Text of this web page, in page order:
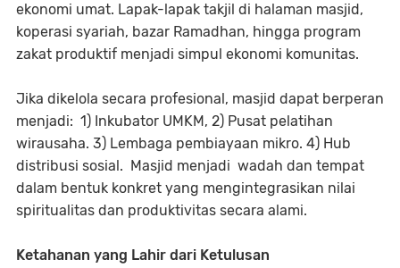
ekonomi umat. Lapak-lapak takjil di halaman masjid,
koperasi syariah, bazar Ramadhan, hingga program
zakat produktif menjadi simpul ekonomi komunitas.
Jika dikelola secara profesional, masjid dapat berperan
menjadi: 1) Inkubator UMKM, 2) Pusat pelatihan
wirausaha. 3) Lembaga pembiayaan mikro. 4) Hub
distribusi sosial. Masjid menjadi wadah dan tempat
dalam bentuk konkret yang mengintegrasikan nilai
spiritualitas dan produktivitas secara alami.
Ketahanan yang Lahir dari Ketulusan